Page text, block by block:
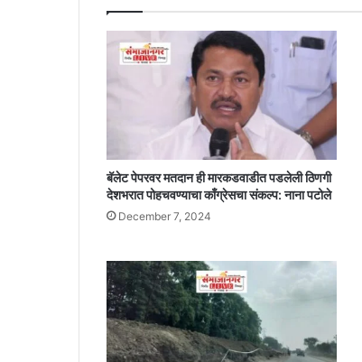
मान्यतेसाठी
सादर
करण्याचा
निर्णय
बॅलेट पेपरवर मतदान ही मारकडवाडीत पडलेली ठिणगी
देशभरात पोहचवण्याचा काँग्रेसचा संकल्प: नाना पटोले
December 7, 2024